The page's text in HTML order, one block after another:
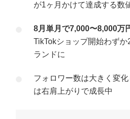
が1ヶ月かけて達成する数
8月単月で7,000〜8,000万
TikTokショップ開始わず
ランドに
フォロワー数は大きく変
は右肩上がりで成長中